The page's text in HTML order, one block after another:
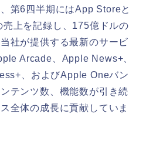
第6四半期にはApp Storeと
上を記録し、175億ドルの
社が提供する最新のサービ
Arcade、Apple News+、
、およびApple Oneバン
テンツ数、機能数が引き続
全体の成長に貢献していま